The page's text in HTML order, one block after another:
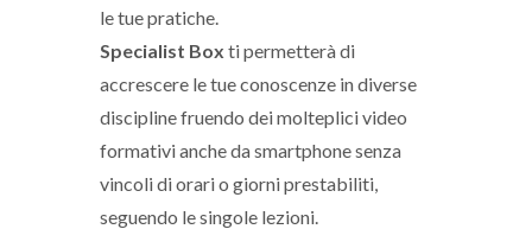
le tue pratiche.
Specialist Box ti permetterà di
accrescere le tue conoscenze in diverse
discipline fruendo dei molteplici video
formativi anche da smartphone senza
vincoli di orari o giorni prestabiliti,
seguendo le singole lezioni.